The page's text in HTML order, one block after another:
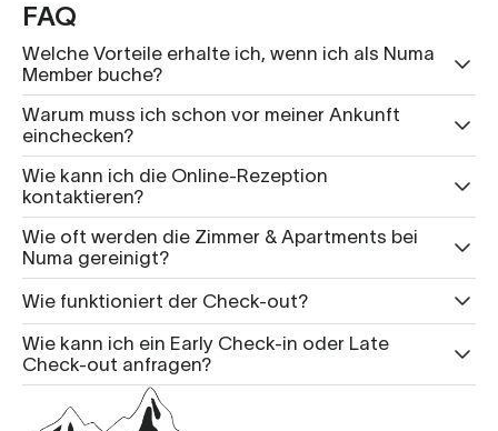
FAQ
Welche Vorteile erhalte ich, wenn ich als Numa
Member buche?
Warum muss ich schon vor meiner Ankunft
einchecken?
Wie kann ich die Online-Rezeption
kontaktieren?
Wie oft werden die Zimmer & Apartments bei
Numa gereinigt?
Wie funktioniert der Check-out?
Wie kann ich ein Early Check-in oder Late
Check-out anfragen?